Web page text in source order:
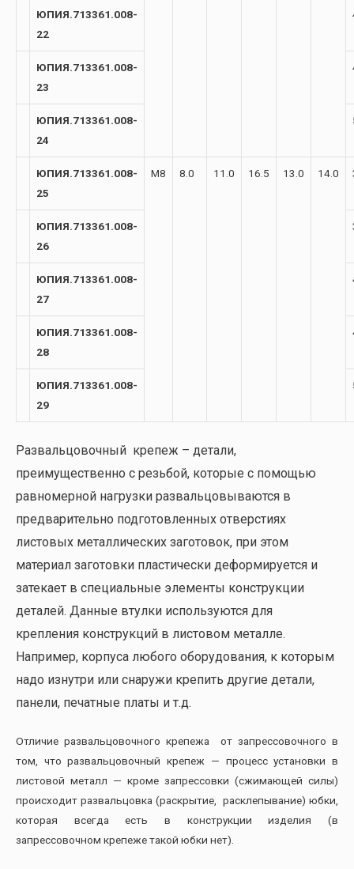
ЮПИЯ.713361.008-
22
ЮПИЯ.713361.008-
23
ЮПИЯ.713361.008-
24
ЮПИЯ.713361.008-
25
М8 8.0 11.0 16.5 13.0 14.0
ЮПИЯ.713361.008-
26
ЮПИЯ.713361.008-
27
ЮПИЯ.713361.008-
28
ЮПИЯ.713361.008-
29
Развальцовочный крепеж – детали,
преимущественно с резьбой, которые с помощью
равномерной нагрузки развальцовываются в
предварительно подготовленных отверстиях
листовых металлических заготовок, при этом
материал заготовки пластически деформируется и
затекает в специальные элементы конструкции
деталей. Данные втулки используются для
крепления конструкций в листовом металле.
Например, корпуса любого оборудования, к которым
надо изнутри или снаружи крепить другие детали,
панели, печатные платы и т.д.
Отличие развальцовочного крепежа от запрессовочного в
том, что развальцовочный крепеж — процесс установки в
листовой металл — кроме запрессовки (сжимающей силы)
происходит развальцовка (раскрытие, расклепывание) юбки,
которая всегда есть в конструкции изделия (в
запрессовочном крепеже такой юбки нет).